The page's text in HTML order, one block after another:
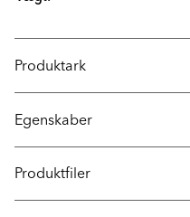
Produktark
Egenskaber
Produktfiler